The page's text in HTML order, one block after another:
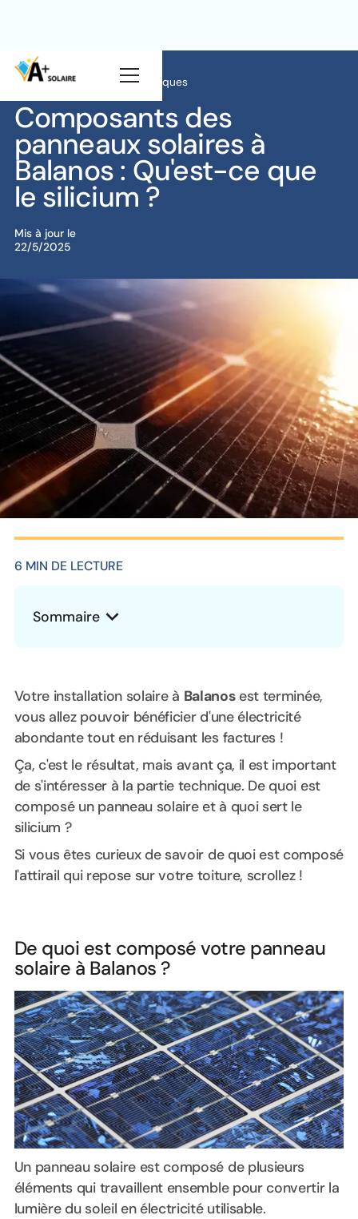
Blog Innovations technologiques
Composants des
panneaux solaires à
Balanos : Qu'est-ce que
le silicium ?
Mis à jour le
22/5/2025
6 MIN DE LECTURE
Sommaire
Votre installation solaire à Balanosest terminée,
vous allez pouvoir bénéficier d'une électricité
abondante tout en réduisant les factures !
Ça, c'est le résultat, mais avant ça, il est important
de s'intéresser à la partie technique. De quoi est
composé un panneau solaire et à quoi sert le
silicium ?
Si vous êtes curieux de savoir de quoi est composé
l'attirail qui repose sur votre toiture, scrollez !
De quoi est composé votre panneau
solaire à Balanos ?
Un panneau solaire est composé de plusieurs
éléments qui travaillent ensemble pour convertir la
lumière du soleil en électricité utilisable.